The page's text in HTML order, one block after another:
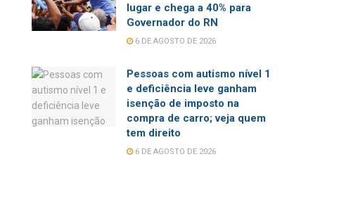
lugar e chega a 40% para
Governador do RN
6 DE AGOSTO DE 2026
Pessoas com autismo nível 1
e deficiência leve ganham
isenção de imposto na
compra de carro; veja quem
tem direito
6 DE AGOSTO DE 2026